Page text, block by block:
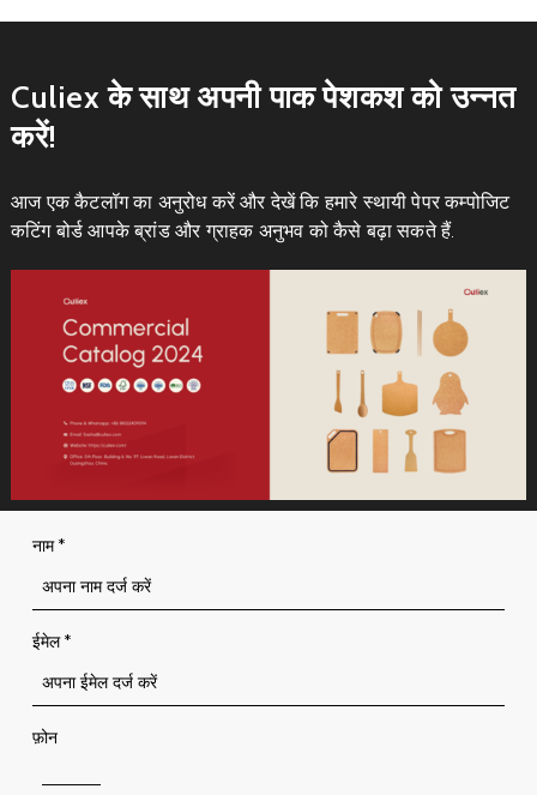
Culiex के साथ अपनी पाक पेशकश को उन्नत
करें!
आज एक कैटलॉग का अनुरोध करें और देखें कि हमारे स्थायी पेपर कम्पोजिट
कटिंग बोर्ड आपके ब्रांड और ग्राहक अनुभव को कैसे बढ़ा सकते हैं.
नाम *
ईमेल *
फ़ोन